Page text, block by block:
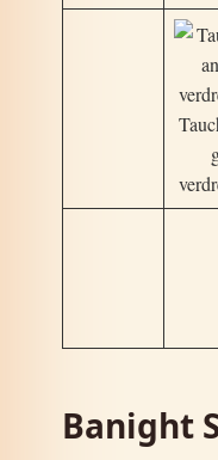
Banight